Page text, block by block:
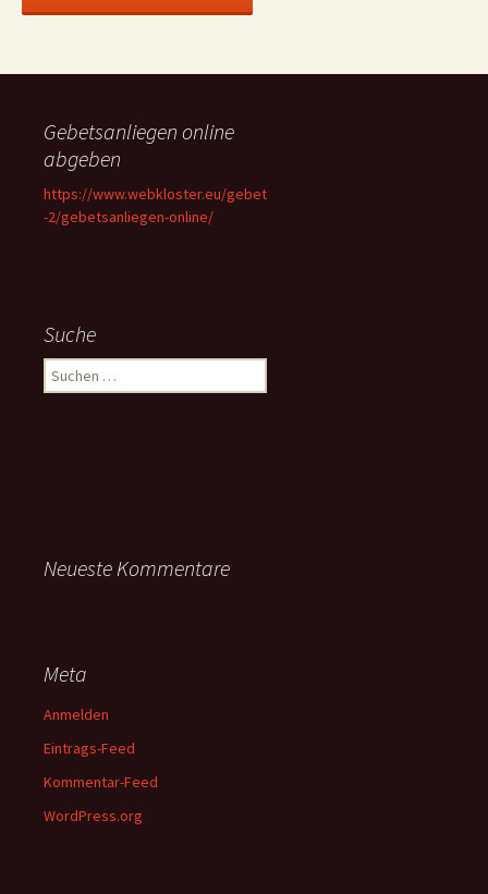
Gebetsanliegen online
abgeben
https://www.webkloster.eu/gebet
-2/gebetsanliegen-online/
Suche
Suchen
nach:
Neueste Kommentare
Meta
Anmelden
Eintrags-Feed
Kommentar-Feed
WordPress.org